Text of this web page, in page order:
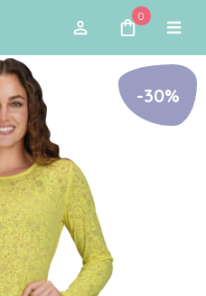
0
-30%